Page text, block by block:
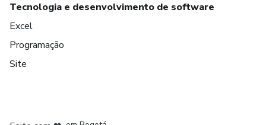
Tecnologia e desenvolvimento de software
Excel
Programação
Site